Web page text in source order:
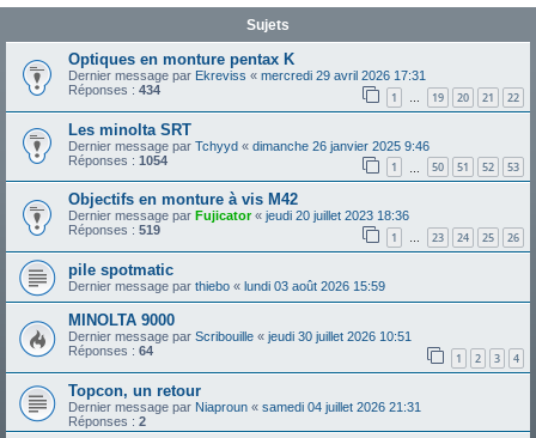
Sujets
Optiques en monture pentax K
Dernier message par Ekreviss « mercredi 29 avril 2026 17:31
Réponses : 434 1 … 19 20 21 22
Les minolta SRT
Dernier message par Tchyyd « dimanche 26 janvier 2025 9:46
Réponses : 1054 1 50 51 52 53
Objectifs en monture à vis M42
Dernier message par Fujicator« jeudi 20 juillet 2023 18:36
Réponses : 519 1 … 23 24 25 26
pile spotmatic
Dernier message par thiebo « lundi 03 août 2026 15:59
MINOLTA 9000
Dernier message par Scribouille « jeudi 30 juillet 2026 10:51
Réponses : 64 1 2 3 4
Topcon, un retour
Dernier message par Niaproun « samedi 04 juillet 2026 21:31
Réponses : 2